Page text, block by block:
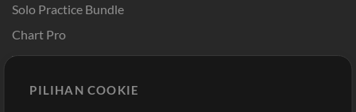
Solo Practice Bundle
Chart Pro
Template ProPresenter
Sound
PILIHAN COOKIE